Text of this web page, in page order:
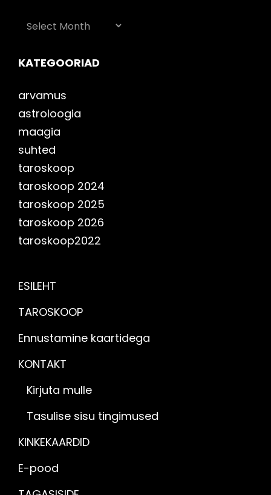
AJALUGU
KATEGOORIAD
arvamus
astroloogia
maagia
suhted
taroskoop
taroskoop 2024
taroskoop 2025
taroskoop 2026
taroskoop2022
ESILEHT
TAROSKOOP
Ennustamine kaartidega
KONTAKT
Kirjuta mulle
Tasulise sisu tingimused
KINKEKAARDID
E-pood